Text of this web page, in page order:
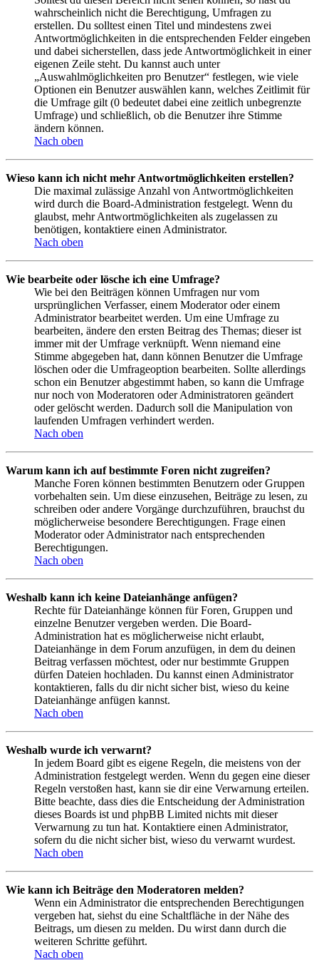
wahrscheinlich nicht die Berechtigung, Umfragen zu
erstellen. Du solltest einen Titel und mindestens zwei
Antwortmöglichkeiten in die entsprechenden Felder eingeben
und dabei sicherstellen, dass jede Antwortmöglichkeit in einer
eigenen Zeile steht. Du kannst auch unter
„Auswahlmöglichkeiten pro Benutzer“ festlegen, wie viele
Optionen ein Benutzer auswählen kann, welches Zeitlimit für
die Umfrage gilt (0 bedeutet dabei eine zeitlich unbegrenzte
Umfrage) und schließlich, ob die Benutzer ihre Stimme
ändern können.
Nach oben
Wieso kann ich nicht mehr Antwortmöglichkeiten erstellen?
Die maximal zulässige Anzahl von Antwortmöglichkeiten
wird durch die Board-Administration festgelegt. Wenn du
glaubst, mehr Antwortmöglichkeiten als zugelassen zu
benötigen, kontaktiere einen Administrator.
Nach oben
Wie bearbeite oder lösche ich eine Umfrage?
Wie bei den Beiträgen können Umfragen nur vom
ursprünglichen Verfasser, einem Moderator oder einem
Administrator bearbeitet werden. Um eine Umfrage zu
bearbeiten, ändere den ersten Beitrag des Themas; dieser ist
immer mit der Umfrage verknüpft. Wenn niemand eine
Stimme abgegeben hat, dann können Benutzer die Umfrage
löschen oder die Umfrageoption bearbeiten. Sollte allerdings
schon ein Benutzer abgestimmt haben, so kann die Umfrage
nur noch von Moderatoren oder Administratoren geändert
oder gelöscht werden. Dadurch soll die Manipulation von
laufenden Umfragen verhindert werden.
Nach oben
Warum kann ich auf bestimmte Foren nicht zugreifen?
Manche Foren können bestimmten Benutzern oder Gruppen
vorbehalten sein. Um diese einzusehen, Beiträge zu lesen, zu
schreiben oder andere Vorgänge durchzuführen, brauchst du
möglicherweise besondere Berechtigungen. Frage einen
Moderator oder Administrator nach entsprechenden
Berechtigungen.
Nach oben
Weshalb kann ich keine Dateianhänge anfügen?
Rechte für Dateianhänge können für Foren, Gruppen und
einzelne Benutzer vergeben werden. Die Board-
Administration hat es möglicherweise nicht erlaubt,
Dateianhänge in dem Forum anzufügen, in dem du deinen
Beitrag verfassen möchtest, oder nur bestimmte Gruppen
dürfen Dateien hochladen. Du kannst einen Administrator
kontaktieren, falls du dir nicht sicher bist, wieso du keine
Dateianhänge anfügen kannst.
Nach oben
Weshalb wurde ich verwarnt?
In jedem Board gibt es eigene Regeln, die meistens von der
Administration festgelegt werden. Wenn du gegen eine dieser
Regeln verstoßen hast, kann sie dir eine Verwarnung erteilen.
Bitte beachte, dass dies die Entscheidung der Administration
dieses Boards ist und phpBB Limited nichts mit dieser
Verwarnung zu tun hat. Kontaktiere einen Administrator,
sofern du die nicht sicher bist, wieso du verwarnt wurdest.
Nach oben
Wie kann ich Beiträge den Moderatoren melden?
Wenn ein Administrator die entsprechenden Berechtigungen
vergeben hat, siehst du eine Schaltfläche in der Nähe des
Beitrags, um diesen zu melden. Du wirst dann durch die
weiteren Schritte geführt.
Nach oben